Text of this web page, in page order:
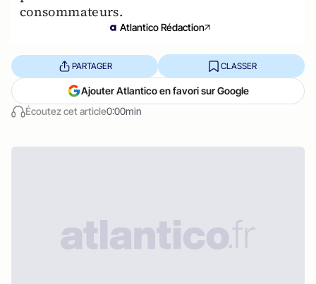
consommateurs.
Atlantico Rédaction
Écoutez cet article0:00min
PARTAGER CLASSER
Ajouter Atlantico en favori sur Google